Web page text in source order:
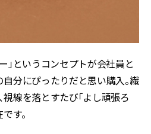
」というコンセプトが会社員と
分にぴったりだと思い購入。繊
線を落とすたび「よし頑張ろ
す。